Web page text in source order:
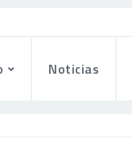
Noticias